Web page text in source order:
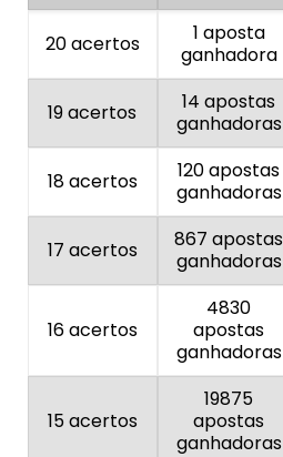
20 acertos
1 aposta
ganhadora
19 acertos
14 apostas
ganhadoras
18 acertos
120 apostas
ganhadoras
17 acertos
867 apostas
ganhadoras
16 acertos
4830
apostas
ganhadoras
15 acertos
19875
apostas
ganhadoras